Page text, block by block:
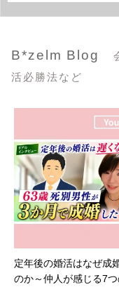
B*zelm Blog
活必勝法など
定年後の婚活はなぜ成
のか～仲人が感じる7